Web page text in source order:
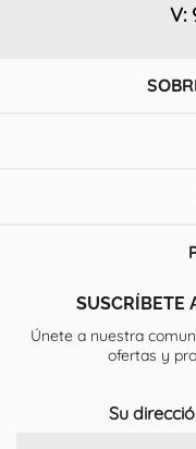
V:
SUSCRÍBETE
Únete a nuestra
ofertas y
Su